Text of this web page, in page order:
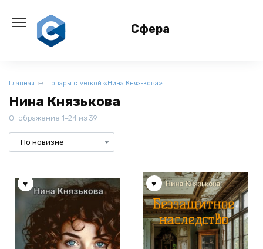
содержанию
Сфера
Главная Товары с меткой «Нина Князькова»
Нина Князькова
Отображение 1–24 из 39